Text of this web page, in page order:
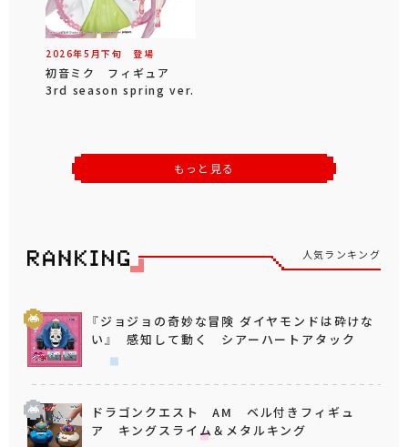
2026年5 月下旬 登場
初音ミク フィギュア
3rd season spring ver.
もっと見る
人気ランキング
『ジョジョの奇妙な冒険 ダイヤモンドは砕けな
い』 感知して動く シアーハートアタック
ドラゴンクエスト AM ベル付きフィギュ
ア キングスライム＆メタルキング